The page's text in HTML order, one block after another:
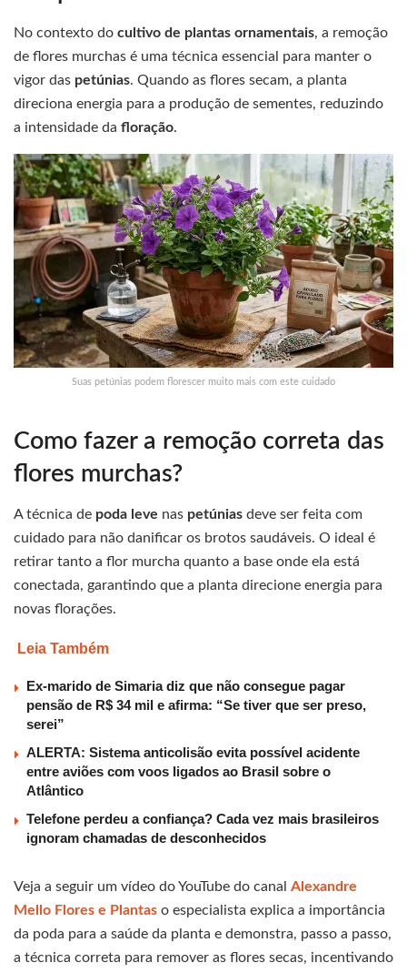
No contexto do cultivo de plantas ornamentais, a remoção
de flores murchas é uma técnica essencial para manter o
vigor das petúnias. Quando as flores secam, a planta
direciona energia para a produção de sementes, reduzindo
a intensidade da floração.
Suas petúnias podem florescer muito mais com este cuidado
Como fazer a remoção correta das
flores murchas?
A técnica de poda leve nas petúnias deve ser feita com
cuidado para não danificar os brotos saudáveis. O ideal é
retirar tanto a flor murcha quanto a base onde ela está
conectada, garantindo que a planta direcione energia para
novas florações.
Leia Também
Ex-marido de Simaria diz que não consegue pagar
pensão de R$ 34 mil e afirma: “Se tiver que ser preso,
serei”
ALERTA: Sistema anticolisão evita possível acidente
entre aviões com voos ligados ao Brasil sobre o
Atlântico
Telefone perdeu a confiança? Cada vez mais brasileiros
ignoram chamadas de desconhecidos
Veja a seguir um vídeo do YouTube do canal Alexandre
Mello Flores e Plantas o especialista explica a importância
da poda para a saúde da planta e demonstra, passo a passo,
a técnica correta para remover as flores secas, incentivando